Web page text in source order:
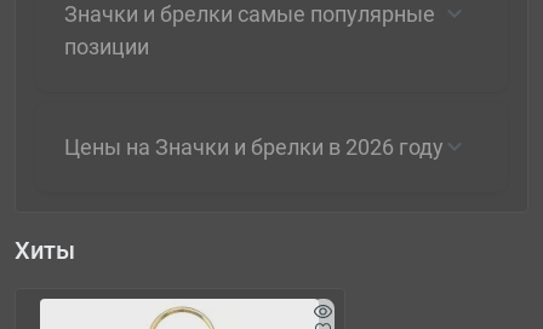
Значки и брелки самые популярные
позиции
Цены на Значки и брелки в 2026 году
Хиты